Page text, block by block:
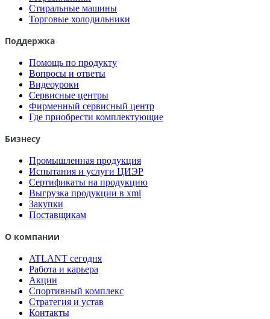
Стиральные машины
Торговые холодильники
Поддержка
Помощь по продукту
Вопросы и ответы
Видеоуроки
Сервисные центры
Фирменный сервисный центр
Где приобрести комплектующие
Бизнесу
Промышленная продукция
Испытания и услуги ЦИЭР
Сертификаты на продукцию
Выгрузка продукции в xml
Закупки
Поставщикам
О компании
ATLANT сегодня
Работа и карьера
Акции
Спортивный комплекс
Стратегия и устав
Контакты